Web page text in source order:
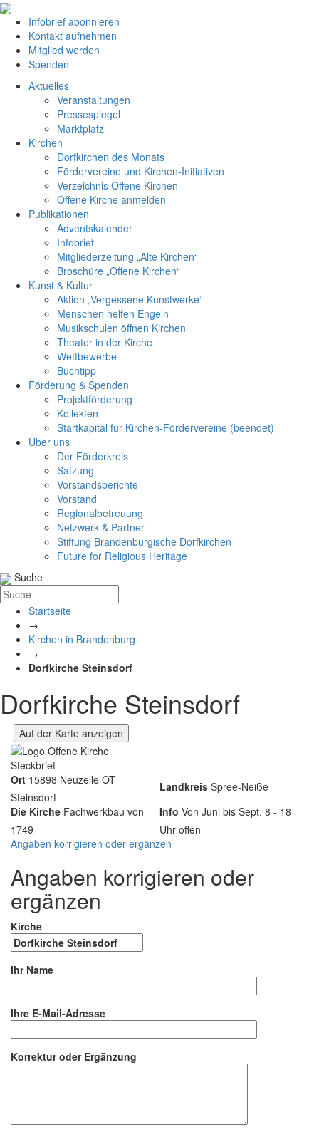
Infobrief abonnieren
Kontakt aufnehmen
Mitglied werden
Spenden
Aktuelles
Veranstaltungen
Pressespiegel
Marktplatz
Kirchen
Dorfkirchen des Monats
Fördervereine und Kirchen-Initiativen
Verzeichnis Offene Kirchen
Offene Kirche anmelden
Publikationen
Adventskalender
Infobrief
Mitgliederzeitung „Alte Kirchen“
Broschüre „Offene Kirchen“
Kunst & Kultur
Aktion „Vergessene Kunstwerke“
Menschen helfen Engeln
Musikschulen öffnen Kirchen
Theater in der Kirche
Wettbewerbe
Buchtipp
Förderung & Spenden
Projektförderung
Kollekten
Startkapital für Kirchen-Fördervereine (beendet)
Über uns
Der Förderkreis
Satzung
Vorstandsberichte
Vorstand
Regionalbetreuung
Netzwerk & Partner
Stiftung Brandenburgische Dorfkirchen
Future for Religious Heritage
Suche
Startseite
→
Kirchen in Brandenburg
→
Dorfkirche Steinsdorf
Dorfkirche Steinsdorf
Auf der Karte anzeigen
Steckbrief
Ort 15898 Neuzelle OT
Steinsdorf
Landkreis Spree-Neiße
Die Kirche Fachwerkbau von
1749
Info Von Juni bis Sept. 8 - 18
Uhr offen
Angaben korrigieren oder ergänzen
Angaben korrigieren oder
ergänzen
Kirche
Ihr Name
Ihre E-Mail-Adresse
Korrektur oder Ergänzung